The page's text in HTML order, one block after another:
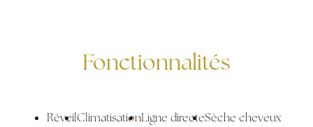
Fonctionnalités
RéveilClimatisationLigne directeSèche cheveux